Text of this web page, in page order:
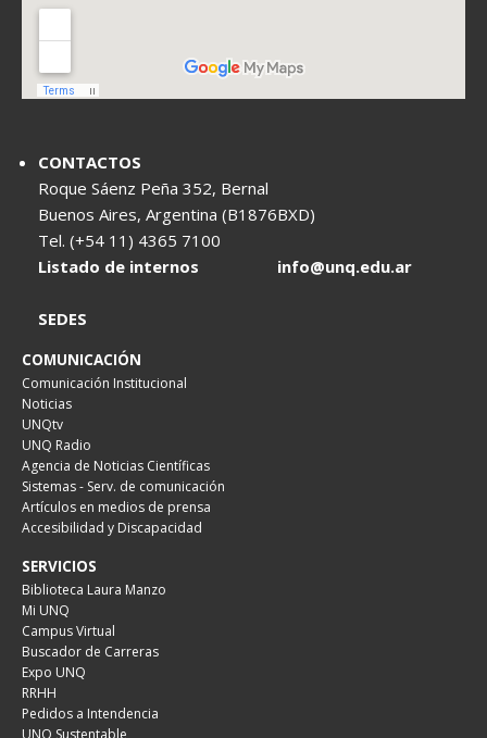
CONTACTOS
Roque Sáenz Peña 352, Bernal
Buenos Aires, Argentina (B1876BXD)
Tel. (+54 11) 4365 7100
Listado de internos
info@unq.edu.ar
SEDES
COMUNICACIÓN
Comunicación Institucional
Noticias
UNQtv
UNQ Radio
Agencia de Noticias Científicas
Sistemas - Serv. de comunicación
Artículos en medios de prensa
Accesibilidad y Discapacidad
SERVICIOS
Biblioteca Laura Manzo
Mi UNQ
Campus Virtual
Buscador de Carreras
Expo UNQ
RRHH
Pedidos a Intendencia
UNQ Sustentable